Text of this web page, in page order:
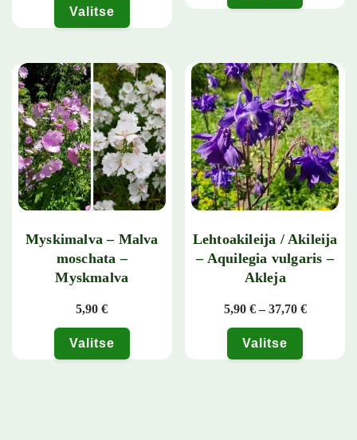
Valitse
Myskimalva – Malva
moschata –
Myskmalva
5,90€
Valitse
Lehtoakileija / Akileija
– Aquilegia vulgaris –
Akleja
5,90 € – 37,70 €
Valitse